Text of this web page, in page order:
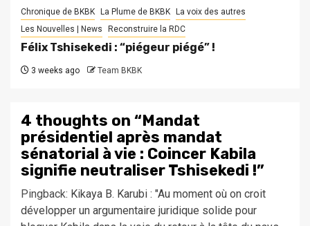
Chronique de BKBK La Plume de BKBK
La voix des autres
Les Nouvelles | News
Reconstruire la RDC
Félix Tshisekedi : “piégeur piégé” !
3 weeks ago Team BKBK
4 thoughts on “Mandat
présidentiel après mandat
sénatorial à vie : Coincer Kabila
signifie neutraliser Tshisekedi !”
Pingback: Kikaya B. Karubi : "Au moment où on croit
développer un argumentaire juridique solide pour